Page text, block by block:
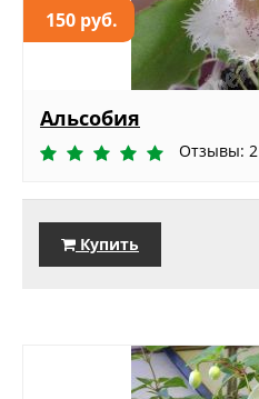
150 руб.
Альсобия
Отзывы: 2
Купить